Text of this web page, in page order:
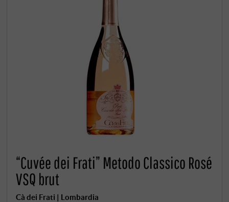
“Cuvée dei Frati” Metodo Classico Rosé
VSQ brut
Cà dei Frati | Lombardia